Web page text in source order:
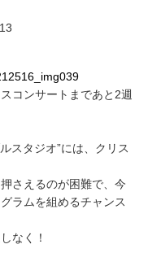
コンサートまであと2週
スタジオ”には、クリス
さえるのが困難で、今
ラムを組めるチャンス
なく！